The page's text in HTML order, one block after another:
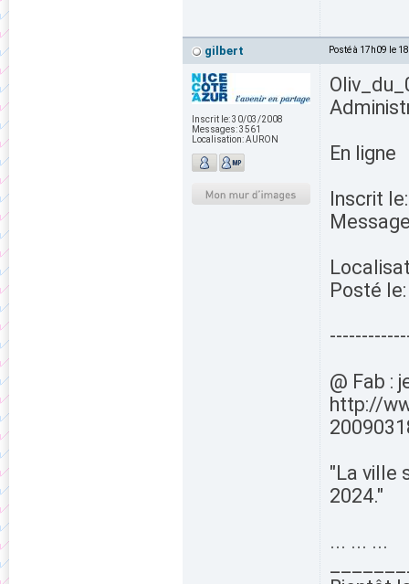
gilbert Posté à 17h09 le
Inscrit le:30/03/2008
Messages:3561
Localisation:AURON
En ligne
Inscrit
Posté
@ Fab :
http://
"La ville
2024."
... ... ...